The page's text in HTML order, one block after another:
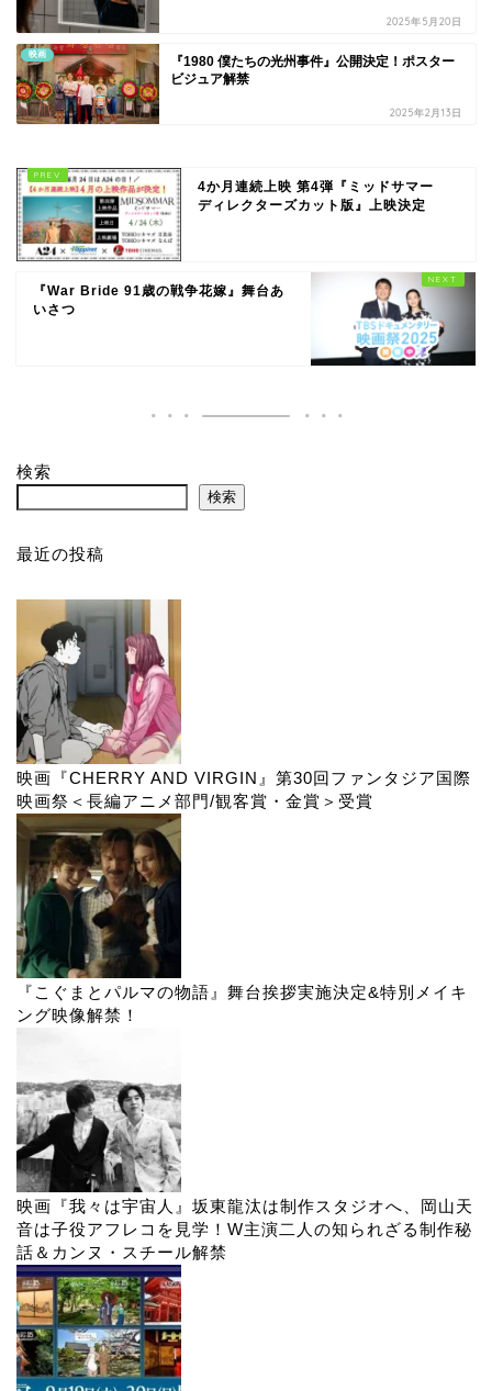
2025年5月20日
映画
『1980 僕たちの光州事件』公開決定！ポスター
ビジュア解禁
2025年2月13日
4か月連続上映 第4弾『ミッドサマー
ディレクターズカット版』上映決定
『War Bride 91歳の戦争花嫁』舞台あ
いさつ
検索
検索
最近の投稿
映画『CHERRY AND VIRGIN』第30回ファンタジア国際
映画祭＜長編アニメ部門/観客賞・金賞＞受賞
『こぐまとパルマの物語』舞台挨拶実施決定&特別メイキ
ング映像解禁！
映画『我々は宇宙人』坂東龍汰は制作スタジオへ、岡山天
音は子役アフレコを見学！W主演二人の知られざる制作秘
話＆カンヌ・スチール解禁